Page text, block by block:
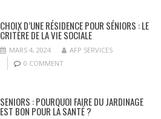
CHOIX D’UNE RÉSIDENCE POUR SÉNIORS : LE
CRITÈRE DE LA VIE SOCIALE
MARS 4, 2024
AFP SERVICES
0 COMMENT
SENIORS : POURQUOI FAIRE DU JARDINAGE
EST BON POUR LA SANTÉ ?